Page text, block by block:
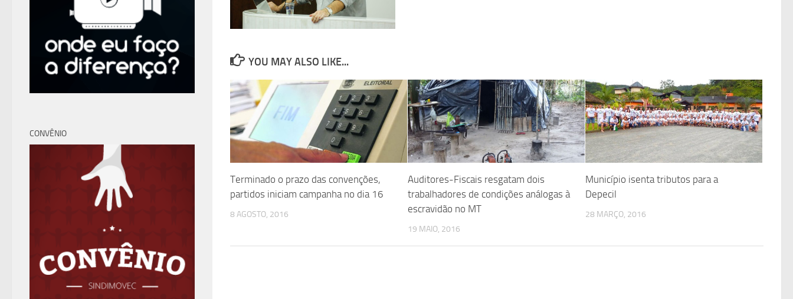
YOU MAY ALSO LIKE...
Terminado o prazo das convenções,
partidos iniciam campanha no dia 16
8 AGOSTO, 2016
Auditores-Fiscais resgatam dois
trabalhadores de condições análogas à
escravidão no MT
19 MAIO, 2016
Município isenta tributos para a
Depecil
28 MARÇO, 2016
CONVÊNIO